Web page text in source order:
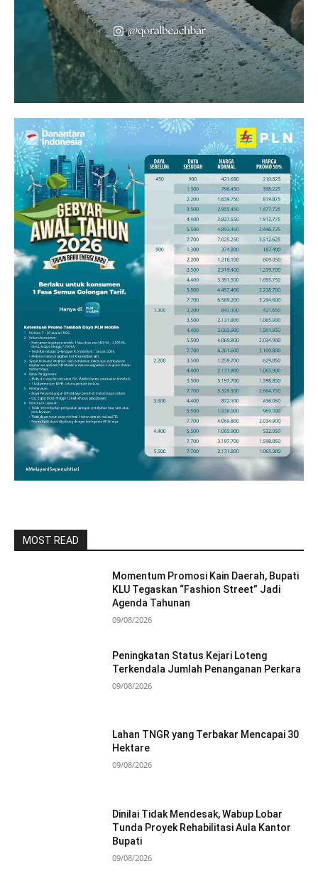
MOST READ
Momentum Promosi Kain Daerah, Bupati
KLU Tegaskan “Fashion Street” Jadi
Agenda Tahunan
09/08/2026
Peningkatan Status Kejari Loteng
Terkendala Jumlah Penanganan Perkara
09/08/2026
Lahan TNGR yang Terbakar Mencapai 30
Hektare
09/08/2026
Dinilai Tidak Mendesak, Wabup Lobar
Tunda Proyek Rehabilitasi Aula Kantor
Bupati
09/08/2026